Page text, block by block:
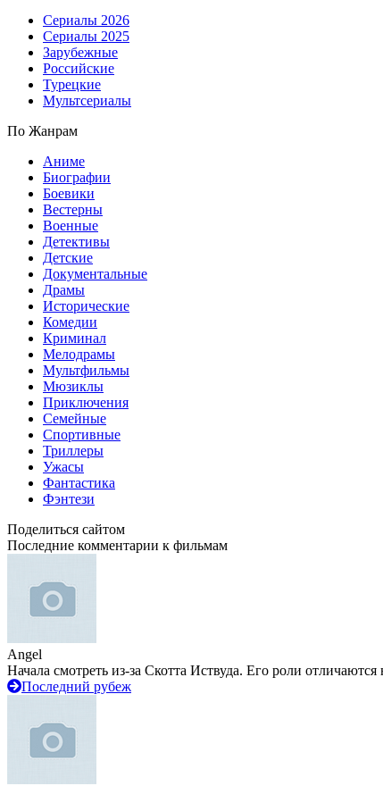
Сериалы 2026
Сериалы 2025
Зарубежные
Российские
Турецкие
Мультсериалы
По Жанрам
Аниме
Биографии
Боевики
Вестерны
Военные
Детективы
Детские
Документальные
Драмы
Исторические
Комедии
Криминал
Мелодрамы
Мультфильмы
Мюзиклы
Приключения
Семейные
Спортивные
Триллеры
Ужасы
Фантастика
Фэнтези
Поделиться сайтом
Последние комментарии к фильмам
Angel
Начала смотреть из-за Скотта Иствуда. Его роли отличаются
Последний рубеж